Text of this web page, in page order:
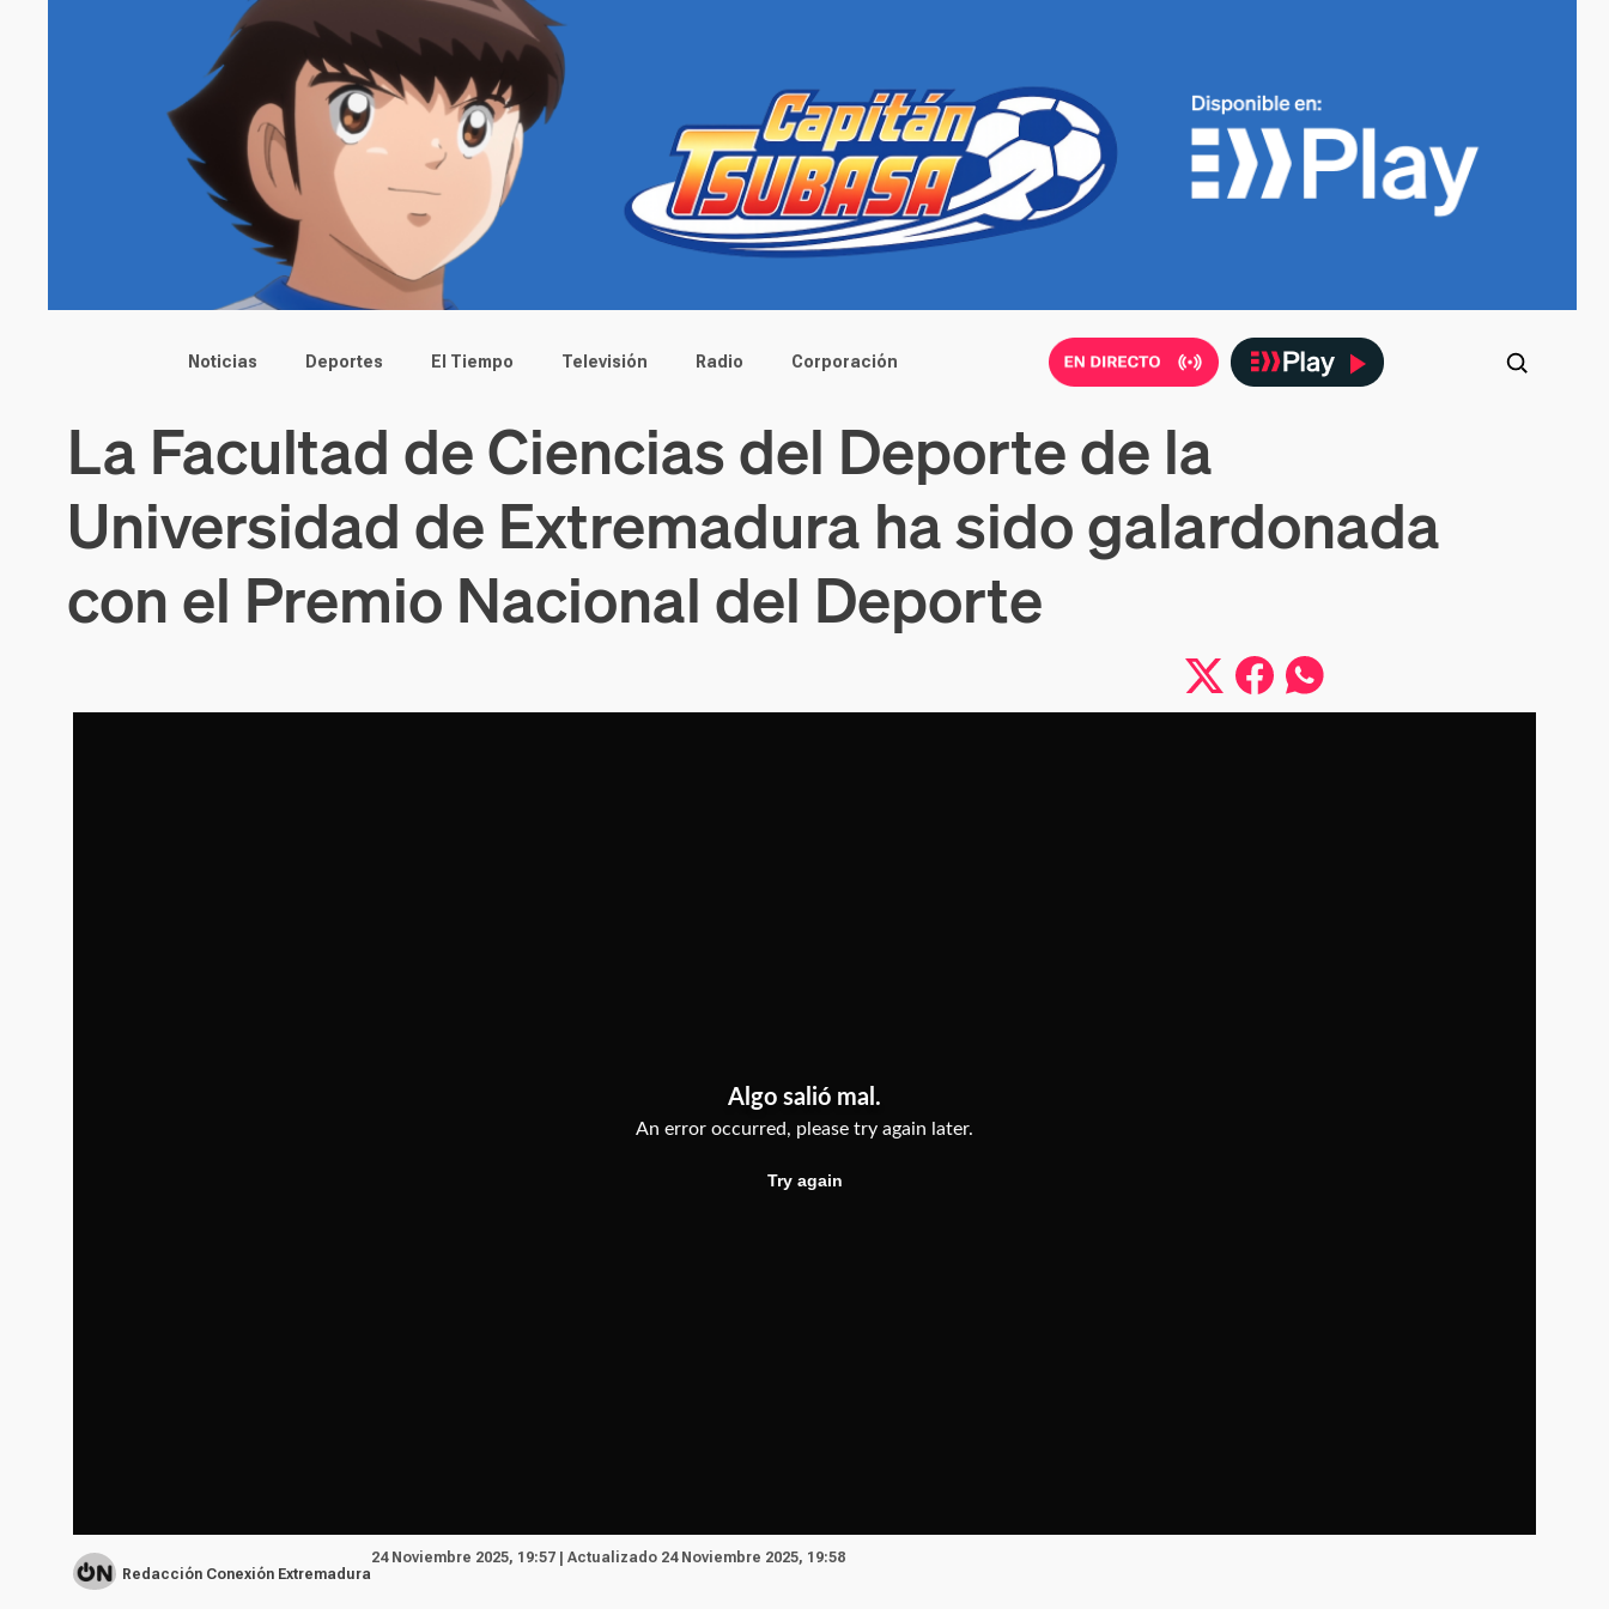
Main menu
Noticias Deportes El Tiempo Televisión Radio Corporación
La Facultad de Ciencias del Deporte de la
Universidad de Extremadura ha sido galardonada
con el Premio Nacional del Deporte
Redacción Conexión Extremadura
24 Noviembre 2025, 19:57 | Actualizado 24 Noviembre 2025, 19:58